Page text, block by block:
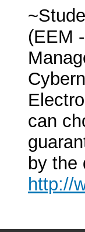
(EEM
can
by the
http://